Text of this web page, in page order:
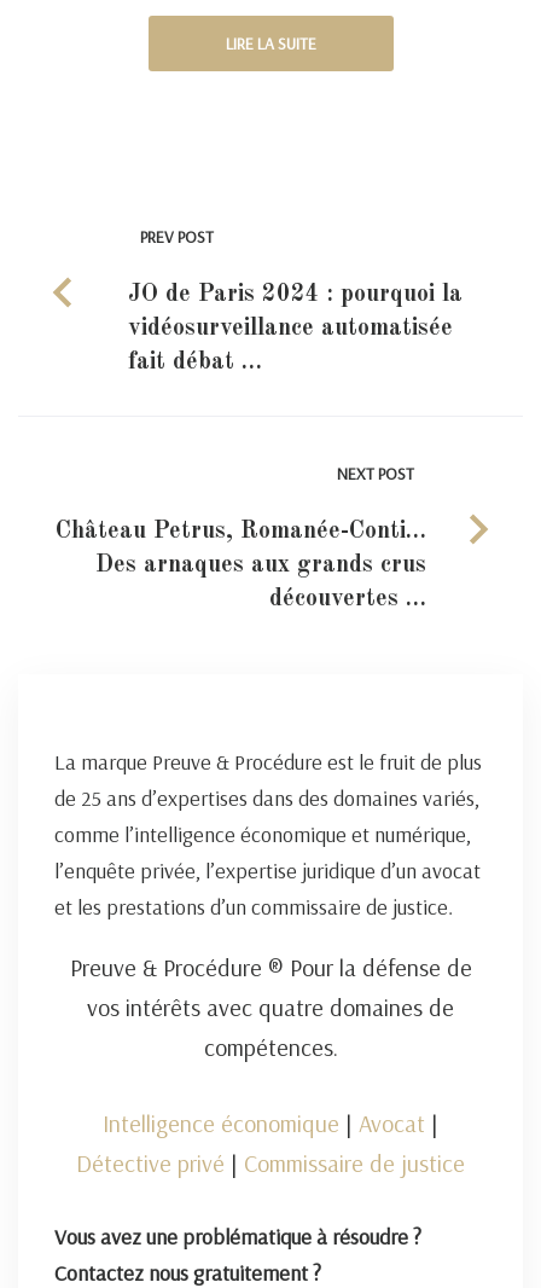
LIRE LA SUITE
PREV POST
JO de Paris 2024 : pourquoi la
vidéosurveillance automatisée
fait débat …
NEXT POST
Château Petrus, Romanée-Conti…
Des arnaques aux grands crus
découvertes …
La marque Preuve & Procédure est le fruit de plus
de 25 ans d’expertises dans des domaines variés,
comme l’intelligence économique et numérique,
l’enquête privée, l’expertise juridique d’un avocat
et les prestations d’un commissaire de justice.
Preuve & Procédure ® Pour la défense de
vos intérêts avec quatre domaines de
compétences.
Intelligence économique | Avocat |
Détective privé | Commissaire de justice
Vous avez une problématique à résoudre ?
Contactez nous gratuitement ?